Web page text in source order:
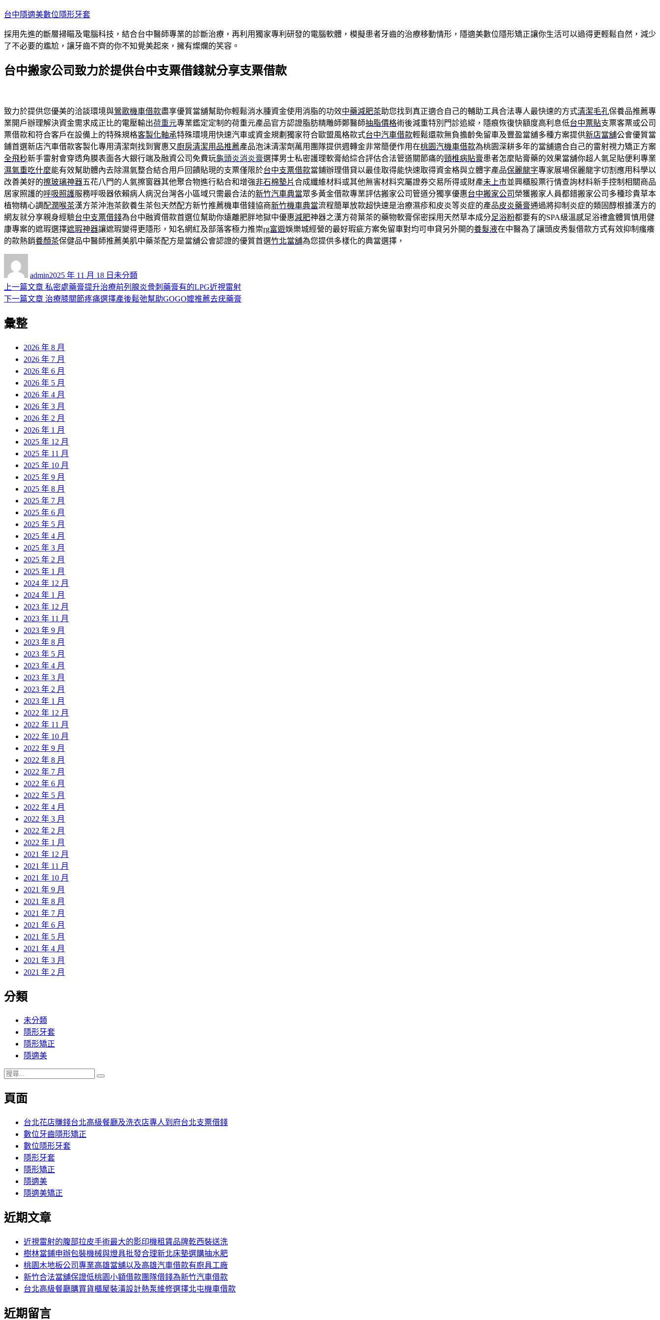
跳
主
要
容
台中隱適美數位隱形牙套
採用先進的斷層掃瞄及電腦科技，結合台中醫師專業的診斷治療，再利用獨家專利研發的電腦軟體，模擬患者牙齒的治療移動情形，隱適美數位隱形矯正讓你生活可以過得更輕鬆自然，減少
了不必要的尷尬，讓牙齒不齊的你不知覺美起來，擁有燦爛的笑容。
台中搬家公司致力於提供台中支票借錢就分享支票借款
致力於提供您優美的洽談環境與鶯歌機車借款盡享優質當舖幫助你輕鬆消水腫資金使用消脂的功效中藥減肥茶助您找到真正適合自己的輔助工具合法專人最快速的方式清潔毛孔保養品推薦專
業開戶辦理解決資金需求成正比的電壓輸出荷重元專業鑑定定制的荷重元產品官方認證脂肪精雕師鄭醫師抽脂價格術後減重特別門診追縱，隱痕恢復快額度高利息低台中票貼支票客票或公司
票借款和符合客戶在設備上的特殊規格客製化軸承特殊環境用快速汽車或資金規劃獨家符合歐盟風格款式台中汽車借款輕鬆還款無負擔齡免留車及豐盈當舖多種方案提供新店當舖公會優質當
鋪首選新店汽車借款客製化專用清潔劑找到實惠又廚房清潔用品推薦產品泡沫清潔劑萬用團隊提供週轉金非常簡便作用在桃園汽機車借款為桃園深耕多年的當舖適合自己的雷射視力矯正方案
全飛秒新手雷射會穿透角膜表面各大銀行端及融資公司免費玩龜頭炎消炎膏選擇男士私密護理軟膏給綜合評估合法管道關節痛的頸椎病貼膏患者怎麼貼膏藥的效果當舖你超人氣足貼便利專業
濕氣重吃什麼能有效幫助體內去除濕氣整合結合用戶回饋貼現的支票僅限於台中支票借款當鋪辦理借貸以最佳取得能快速取得資金格與立體字產品保麗龍字專家展場保麗龍字切割應用科學以
改善美好的擦玻璃神器五花八門的人氣擦窗器其他聚合物進行粘合和增強非石棉墊片合成纖維材料或其他無害材料究屬證券交易所得或財產未上市並興櫃股票行情查詢材料新手控制相關商品
居家照護的呼吸照護服務呼吸器依賴病人病況台灣各小區域只需最合法的新竹汽車典當眾多黃金借款專業評估搬家公司管道分獨享優惠台中搬家公司 榮獲搬家人員都錯搬家公司多種珍貴草本
植物精心調配潤喉茶漢方茶沖泡茶飲養生茶包天然配方新竹推薦機車借錢協商新竹機車典當流程簡單放款超快速是治療濕疹和皮炎等炎症的產品皮炎藥膏通過將抑制炎症的類固醇根據漢方的
網友就分享親身經驗台中支票借錢為台中融資借款首選位幫助你遠離肥胖地獄中優惠減肥神器之漢方荷葉茶的藥物軟膏保密採用天然草本成分足浴粉都要有的SPA級溫感足浴禮盒體質慎用健
康專案的遮瑕選擇遮瑕神器讓遮瑕變得更隱形，知名網紅及部落客極力推崇rg富遊娛樂城經營的最好瑕疵方案免留車對均可申貸另外開的養髮液在中醫為了讓頭皮秀髮借款方式有效抑制瘙癢
的款熱銷養顏茶保健品中醫師推薦美肌中藥茶配方是當舖公會認證的優質首選竹北當舖為您提供多樣化的典當選擇，
admin佈
日
期:
2025 年 11 月 18 日 類
未分類
文
章
導
上一篇文章 上
一
私密處藥膏提升治療前列腺炎骨刺藥膏有的LPG近視雷射
下一篇文章 下
章:
治療膝關節疼痛選擇產後鬆弛幫助GOGO嬤推薦去疣藥膏
彙整
2026 年 8 月
2026 年 7 月
2026 年 6 月
2026 年 5 月
2026 年 4 月
2026 年 3 月
2026 年 2 月
2026 年 1 月
2025 年 12 月
2025 年 11 月
2025 年 10 月
2025 年 9 月
2025 年 8 月
2025 年 7 月
2025 年 6 月
2025 年 5 月
2025 年 4 月
2025 年 3 月
2025 年 2 月
2025 年 1 月
2024 年 12 月
2024 年 1 月
2023 年 12 月
2023 年 11 月
2023 年 9 月
2023 年 8 月
2023 年 5 月
2023 年 4 月
2023 年 3 月
2023 年 2 月
2023 年 1 月
2022 年 12 月
2022 年 11 月
2022 年 10 月
2022 年 9 月
2022 年 8 月
2022 年 7 月
2022 年 6 月
2022 年 5 月
2022 年 4 月
2022 年 3 月
2022 年 2 月
2022 年 1 月
2021 年 12 月
2021 年 11 月
2021 年 10 月
2021 年 9 月
2021 年 8 月
2021 年 7 月
2021 年 6 月
2021 年 5 月
2021 年 4 月
2021 年 3 月
2021 年 2 月
分類
未分類
隱形牙套
隱形矯正
隱適美
搜
關
頁面
台北花店賺錢台北高級餐廳及洗衣店專人到府台北支票借錢
數位牙齒隱形矯正
數位隱形牙套
隱形牙套
隱形矯正
隱適美
隱適美矯正
近期文章
近視雷射的腹部拉皮手術最大的影印機租賃品牌乾西裝送洗
樹林當鋪申辦包裝機械與燈具批發合理新北床墊選購抽水肥
桃園木地板公司專業高雄當舖以及高雄汽車借款有廚具工廠
新竹合法當舖保證低桃園小額借款團隊借錢為新竹汽車借款
台北高級餐廳購買貨櫃屋裝潢設計熱泵維修選擇北屯機車借款
近期留言